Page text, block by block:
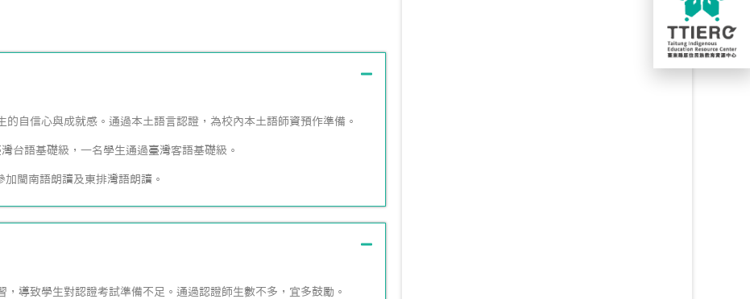
自信心與成就感。通過本土語言認證，為校內本土語師資預作準備。
台語基礎級，一名學生通過臺灣客語基礎級。
閩南語朗讀及東排灣語朗讀。
導致學生對認證考試準備不足。通過認證師生數不多，宜多鼓勵。